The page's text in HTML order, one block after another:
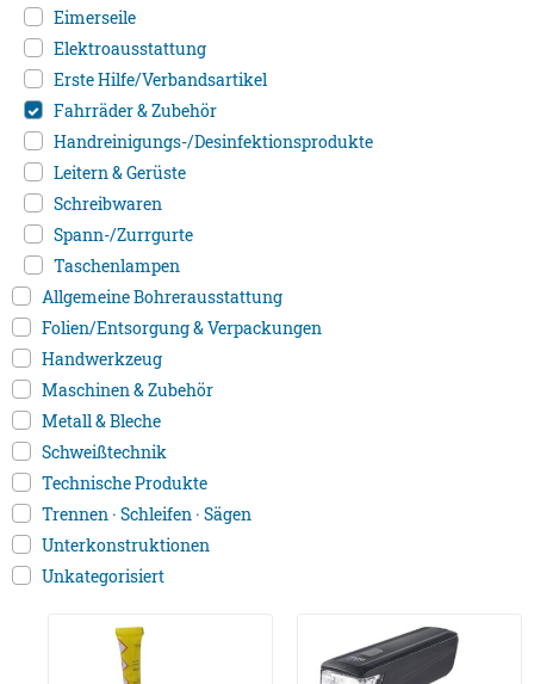
Eimerseile
Elektroausstattung
Erste Hilfe/Verbandsartikel
Fahrräder & Zubehör
Handreinigungs-/Desinfektionsprodukte
Leitern & Gerüste
Schreibwaren
Spann-/Zurrgurte
Taschenlampen
Allgemeine Bohrerausstattung
Folien/Entsorgung & Verpackungen
Handwerkzeug
Maschinen & Zubehör
Metall & Bleche
Schweißtechnik
Technische Produkte
Trennen · Schleifen · Sägen
Unterkonstruktionen
Unkategorisiert